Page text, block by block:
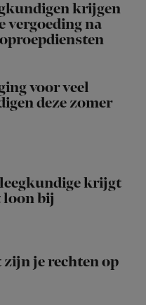
krijgen
vergoeding na
voor veel
deze zomer
krijgt
loon bij
zijn je rechten op